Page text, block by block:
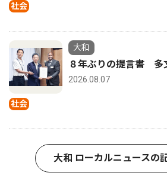
社会
社会
大和
８年ぶりの提言書 多
2026.08.07
大和 ローカルニュースの